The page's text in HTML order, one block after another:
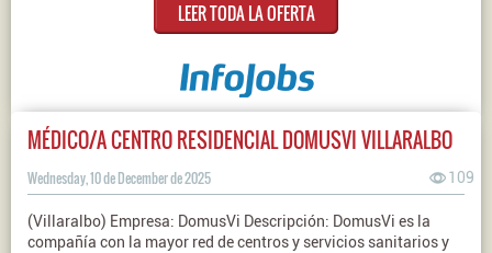
funciones. Si quieres formar parte de un proyecto sólido, con
valores y enfocado en ayudar a las personas, en Caser Servicios
#TeamHelvetia #BuscamosTuTalento
#PreparadosParaTiContrato: IndefinidoJornada: Parcial -
Indiferente
LEER TODA LA OFERTA
MÉDICO/A CENTRO RESIDENCIAL DOMUSVI VILLARALBO
Wednesday, 10 de December de 2025 109
(Villaralbo) Empresa: DomusVi Descripción: DomusVi es la
compañía con la mayor red de centros y servicios sanitarios y